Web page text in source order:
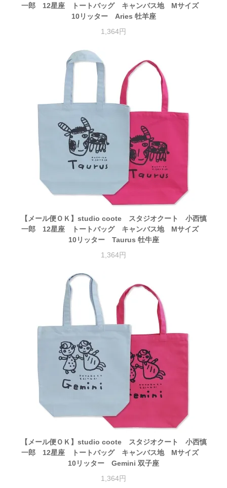
一郎 12星座 トートバッグ キャンバス地 Mサイズ
10リッター Aries 牡羊座
1,364円
【メール便ＯＫ】studio coote スタジオクート 小西慎
一郎 12星座 トートバッグ キャンバス地 Mサイズ
10リッター Taurus 牡牛座
1,364円
【メール便ＯＫ】studio coote スタジオクート 小西慎
一郎 12星座 トートバッグ キャンバス地 Mサイズ
10リッター Gemini 双子座
1,364円